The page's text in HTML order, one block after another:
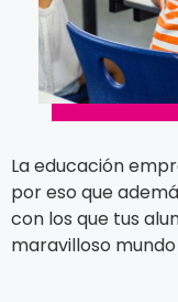
La educación
por eso que
con los que tus
maravilloso